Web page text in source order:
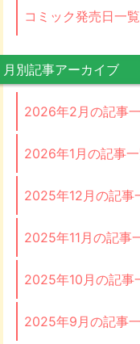
コミック発売日一覧
月別記事アーカイブ
2026年2月の記事
2026年1月の記事
2025年12月の記事
2025年11月の記事
2025年10月の記事
2025年9月の記事